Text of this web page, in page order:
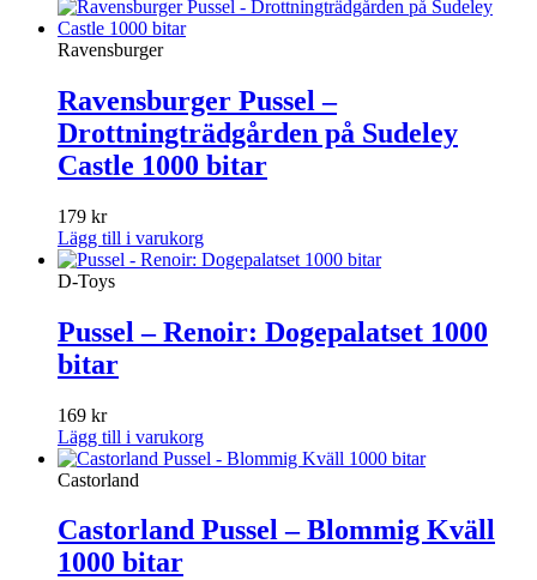
Ravensburger
Ravensburger Pussel –
Drottningträdgården på Sudeley
Castle 1000 bitar
179 kr
Lägg till i varukorg
D-Toys
Pussel – Renoir: Dogepalatset 1000
bitar
169 kr
Lägg till i varukorg
Castorland
Castorland Pussel – Blommig Kväll
1000 bitar